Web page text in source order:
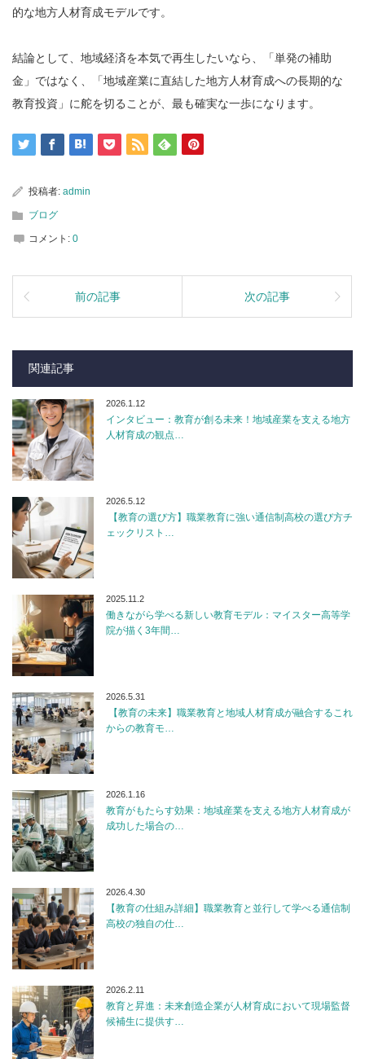
的な地方人材育成モデルです。
結論として、地域経済を本気で再生したいなら、「単発の補助
金」ではなく、「地域産業に直結した地方人材育成への長期的な
教育投資」に舵を切ることが、最も確実な一歩になります。
投稿者: admin
ブログ
コメント: 0
前の記事 次の記事
関連記事
2026.1.12
インタビュー：教育が創る未来！地域産業を支える地方
人材育成の観点…
2026.5.12
【教育の選び方】職業教育に強い通信制高校の選び方チ
ェックリスト…
2025.11.2
働きながら学べる新しい教育モデル：マイスター高等学
院が描く3年間…
2026.5.31
【教育の未来】職業教育と地域人材育成が融合するこれ
からの教育モ…
2026.1.16
教育がもたらす効果：地域産業を支える地方人材育成が
成功した場合の…
2026.4.30
【教育の仕組み詳細】職業教育と並行して学べる通信制
高校の独自の仕…
2026.2.11
教育と昇進：未来創造企業が人材育成において現場監督
候補生に提供す…